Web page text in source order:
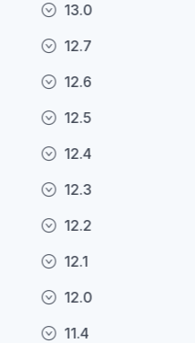
13.0
12.7
12.6
12.5
12.4
12.3
12.2
12.1
12.0
11.4